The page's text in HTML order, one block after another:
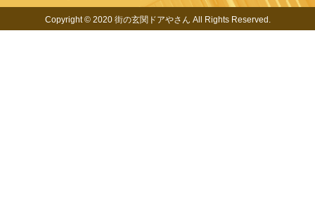
Copyright © 2020 街の玄関ドアやさん All Rights Reserved.